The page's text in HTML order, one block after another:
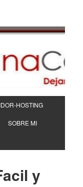
HOSTING
SOBRE MI
y